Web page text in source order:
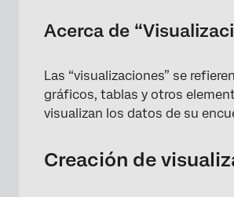
Acerca de
Las “visualizaciones” se
gráficos, tablas y otros
visualizan los datos de su
Creación de